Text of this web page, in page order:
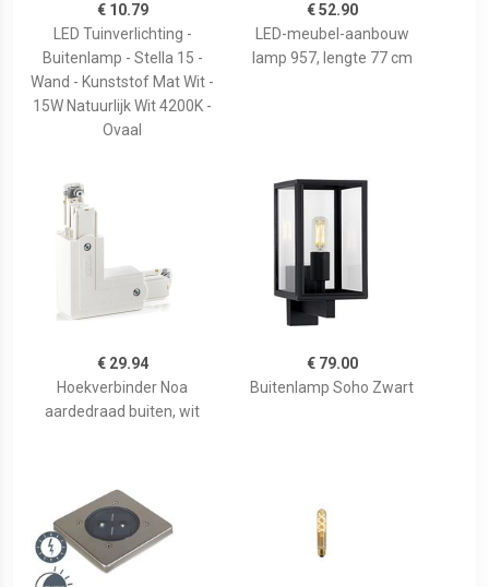
€ 10.79
LED Tuinverlichting -
Buitenlamp - Stella 15 -
Wand - Kunststof Mat Wit -
15W Natuurlijk Wit 4200K -
Ovaal
€ 52.90
LED-meubel-aanbouw
lamp 957, lengte 77 cm
€ 29.94
Hoekverbinder Noa
aardedraad buiten, wit
€ 79.00
Buitenlamp Soho Zwart